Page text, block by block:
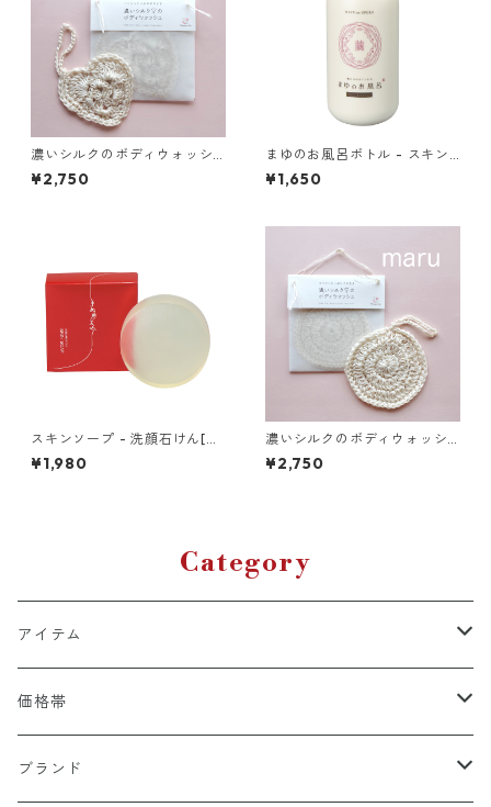
濃いシルクのボディウォッシ
¥2,750
まゆのお風呂ボトル - スキン
ケア入浴液[まゆシリーズ]
¥1,650
スキンソープ - 洗顔石けん[き
ぬもよふ]
¥1,980
濃いシルクのボディウォッシ
¥2,750
Category
アイテム
ライフスタイル
ストール・スカーフ
価格帯
～4,999円
ブランド